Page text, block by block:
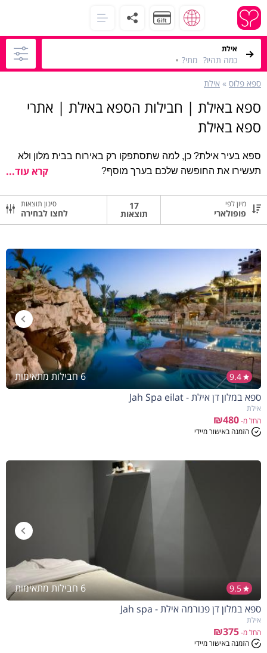
כמה תהיו? מתי?
ספא פלוס » אילת
ספא באילת | חבילות הספא באילת | אתרי
ספא באילת
ספא בעיר אילת? כן, למה שתסתפקו רק באירוח בבית מלון ולא
תעשירו את החופשה שלכם בערך מוסף?
ותיהנו מפינוק מושלם ומחוויה שלא תוכלו לשכוח.
מעל 13 בתי ספא באילת לבחירתכם
קרא עוד...
מיון לפי 17
תוצאות
סינון תוצאות
לחצו לבחירה
9.4
6 חבילות מתאימות
ספא במלון דן אילת - Jah Spa eilat
אילת
החל מ-₪480
הזמנה באישור מיידי
9.5
6 חבילות מתאימות
ספא במלון דן פנורמה אילת - Jah spa
אילת
החל מ-₪375
הזמנה באישור מיידי